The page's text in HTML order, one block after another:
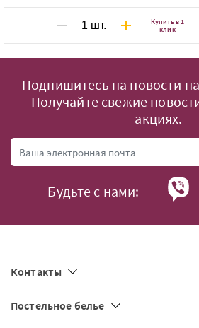
Купить в 1
клик
Подпишитесь на новости
Получайте свежие
акциях.
Будьте с нами:
Контакты
Постельное белье